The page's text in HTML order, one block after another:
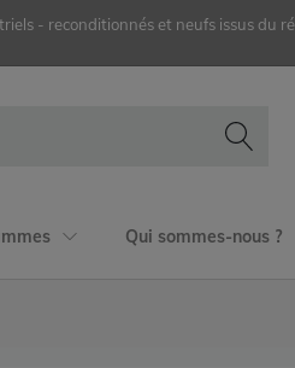
- reconditionnés et neufs issus du
Qui sommes-nous ?